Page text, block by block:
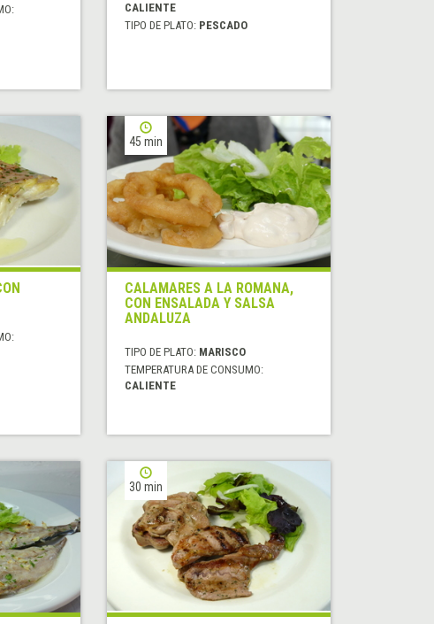
CALIENTE
TIPO DE PLATO: PESCADO
45 min
CALAMARES A LA ROMANA,
CON ENSALADA Y SALSA
ANDALUZA
TIPO DE PLATO: MARISCO
TEMPERATURA DE CONSUMO:
CALIENTE
30 min